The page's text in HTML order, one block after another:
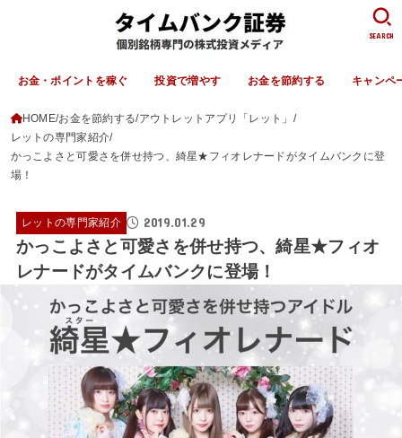
お金・ポイントを稼ぐ 投資で増やす お金を節約する キャンペ
SEARCH
HOME お金を節約する アウトレットアプリ「レット」
レットの専門家紹介
かっこよさと可愛さを併せ持つ、綺星★フィオレナードがタイムバンクに登
場！
レットの専門家紹介 2019.01.29
かっこよさと可愛さを併せ持つ、綺星★フィオ
レナードがタイムバンクに登場！